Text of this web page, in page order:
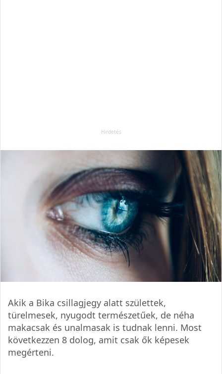
Akik a Bika csillagjegy alatt születtek,
türelmesek, nyugodt természetűek, de néha
makacsak és unalmasak is tudnak lenni. Most
következzen 8 dolog, amit csak ők képesek
megérteni.